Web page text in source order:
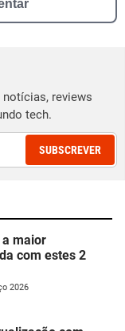
reviews
tech.
SUBSCREVER
a maior
com estes 2
2026